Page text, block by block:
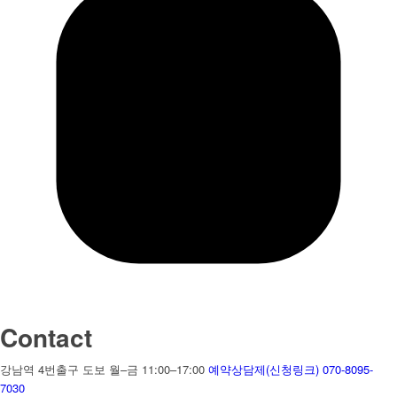
Contact
강남역 4번출구 도보 월–금 11:00–17:00 예약상담제(신청링크) 070-8095-
7030